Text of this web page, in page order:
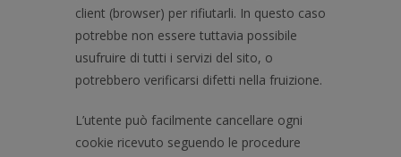
client (browser) per rifiutarli. In questo caso
potrebbe non essere tuttavia possibile
usufruire di tutti i servizi del sito, o
potrebbero verificarsi difetti nella fruizione.
L’utente può facilmente cancellare ogni
cookie ricevuto seguendo le procedure